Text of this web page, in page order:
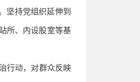
坚持党组织延伸到
所、内设股室等基
行动，对群众反映